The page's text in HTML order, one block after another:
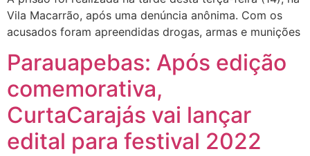
Vila Macarrão, após uma denúncia anônima. Com os
acusados foram apreendidas drogas, armas e munições
Parauapebas: Após edição
comemorativa,
CurtaCarajás vai lançar
edital para festival 2022